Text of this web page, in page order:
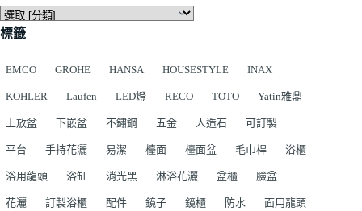
標籤
EMCO GROHE HANSA HOUSESTYLE INAX
KOHLER Laufen LED燈 RECO TOTO Yatin雅鼎
上放盆 下嵌盆 不鏽鋼 五金 人造石 可訂製
平台 手持花灑 易潔 檯面 檯面盆 毛巾桿 浴櫃
浴用龍頭 浴缸 消光黑 淋浴花灑 盆櫃 臉盆
花灑 訂製浴櫃 配件 鏡子 鏡櫃 防水 面用龍頭